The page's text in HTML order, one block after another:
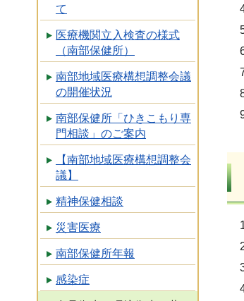
て
医療機関立入検査の様式
（南部保健所）
南部地域医療構想調整会議
の開催状況
南部保健所「ひきこもり専
門相談」のご案内
【南部地域医療構想調整会
議】
精神保健相談
災害医療
南部保健所年報
感染症